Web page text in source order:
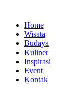
Home
Wisata
Budaya
Kuliner
Inspirasi
Event
Kontak